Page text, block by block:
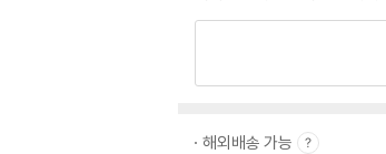
해외배송 가능